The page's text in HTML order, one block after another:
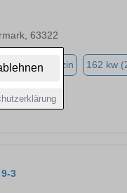
63322
km Benzin 162 kw
3